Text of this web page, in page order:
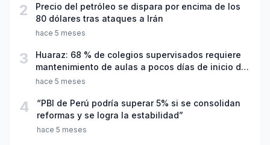
2
Precio del petróleo se dispara por encima de los
80 dólares tras ataques a Irán
hace 5 meses
3
Huaraz: 68 % de colegios supervisados requiere
mantenimiento de aulas a pocos días de inicio del
año escolar 2026
hace 5 meses
4
“PBI de Perú podría superar 5% si se consolidan
reformas y se logra la estabilidad”
hace 5 meses